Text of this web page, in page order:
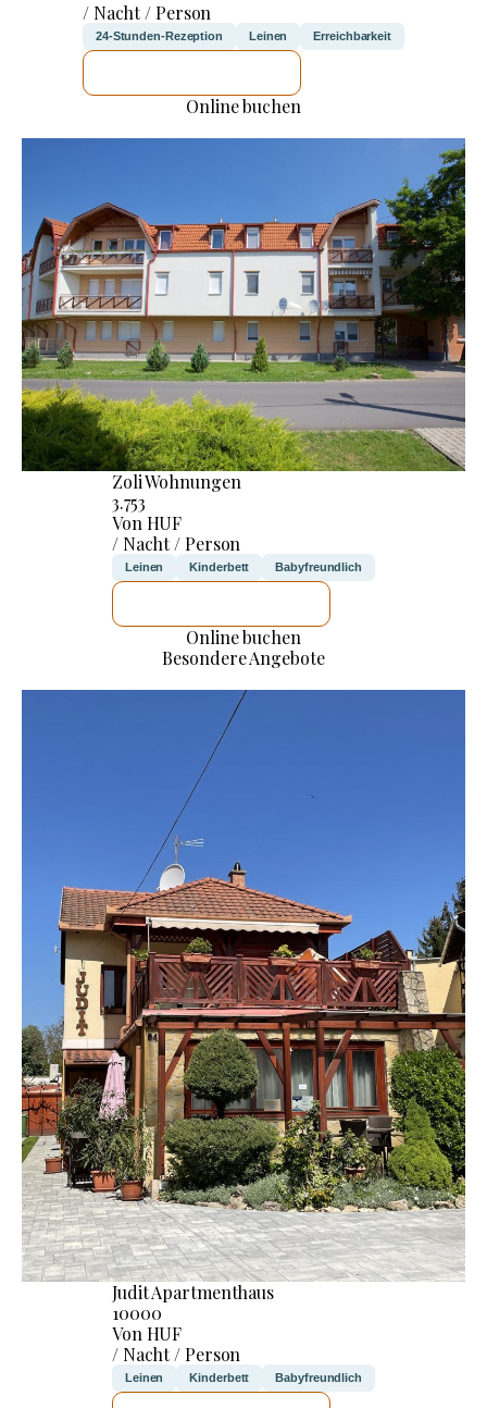
/ Nacht / Person
24-Stunden-Rezeption Leinen Erreichbarkeit
Online buchen
Zoli Wohnungen
3.753
Von HUF
/ Nacht / Person
Leinen Kinderbett Babyfreundlich
Online buchen
Besondere Angebote
Judit Apartmenthaus
10000
Von HUF
/ Nacht / Person
Leinen Kinderbett Babyfreundlich